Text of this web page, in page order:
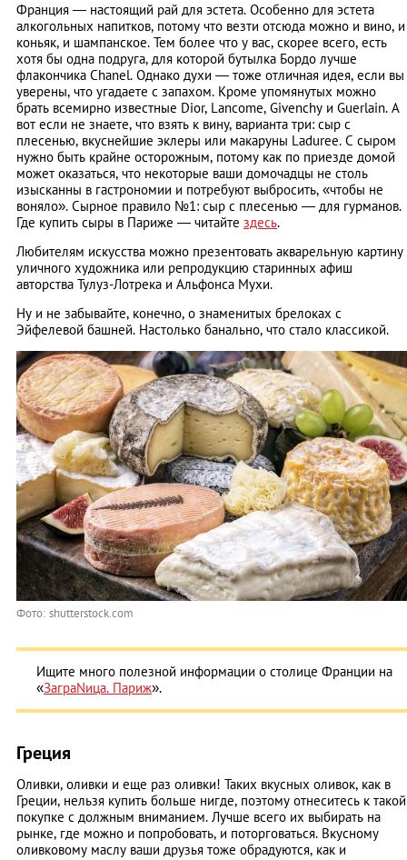
Франция — настоящий рай для эстета. Особенно для эстета
алкогольных напитков, потому что везти отсюда можно и вино, и
коньяк, и шампанское. Тем более что у вас, скорее всего, есть
хотя бы одна подруга, для которой бутылка Бордо лучше
флакончика Chanel. Однако духи — тоже отличная идея, если вы
уверены, что угадаете с запахом. Кроме упомянутых можно
брать всемирно известные Dior, Lancome, Givenchy и Guerlain. А
вот если не знаете, что взять к вину, варианта три: сыр с
плесенью, вкуснейшие эклеры или макаруны Laduree. С сыром
нужно быть крайне осторожным, потому как по приезде домой
может оказаться, что некоторые ваши домочадцы не столь
изысканны в гастрономии и потребуют выбросить, «чтобы не
воняло». Сырное правило №1: сыр с плесенью — для гурманов.
Где купить сыры в Париже — читайте здесь.
Любителям искусства можно презентовать акварельную картину
уличного художника или репродукцию старинных афиш
авторства Тулуз-Лотрека и Альфонса Мухи.
Ну и не забывайте, конечно, о знаменитых брелоках с
Эйфелевой башней. Настолько банально, что стало классикой.
Фото: shutterstock.com
Ищите много полезной информации о столице Франции на
«ЗаграNица. Париж».
Греция
Оливки, оливки и еще раз оливки! Таких вкусных оливок, как в
Греции, нельзя купить больше нигде, поэтому отнеситесь к такой
покупке с должным вниманием. Лучше всего их выбирать на
рынке, где можно и попробовать, и поторговаться. Вкусному
оливковому маслу ваши друзья тоже обрадуются, как и